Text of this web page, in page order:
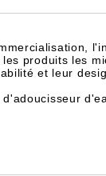
produits les
et leur